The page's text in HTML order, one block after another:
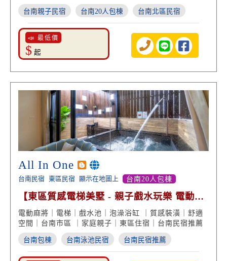
假首選
台南親子民宿 台南20人包棟 台南北區民宿
📣 最低價
$ 起
All In One
台南民宿 東區民宿 顯示在地圖上 台南20人包棟
【東區質感電梯美墅 - 親子戲水玩樂 電動麻
將 台南包棟】
電動麻將｜電梯｜戲水池｜泡澡浴缸 ｜質感裝潢｜舒適
空間｜台南市區 ｜家庭親子｜東區住宿｜台南民宿推薦
台南包棟 台南泳池民宿 台南民宿推薦